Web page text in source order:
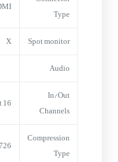
Type
Spot monitor
X
Audio
In/Out
Channels
16 in / 1 out
Compression
Type